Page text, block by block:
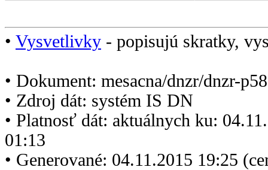
• Vysvetlivky - popisujú skratky,
• Dokument: mesacna/dnzr/dnzr-
• Zdroj dát: systém IS DN
• Platnosť dát: aktuálnych ku:
01:13
• Generované: 04.11.2015 19:25